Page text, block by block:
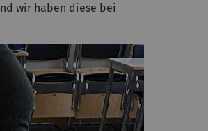
wir haben diese bei